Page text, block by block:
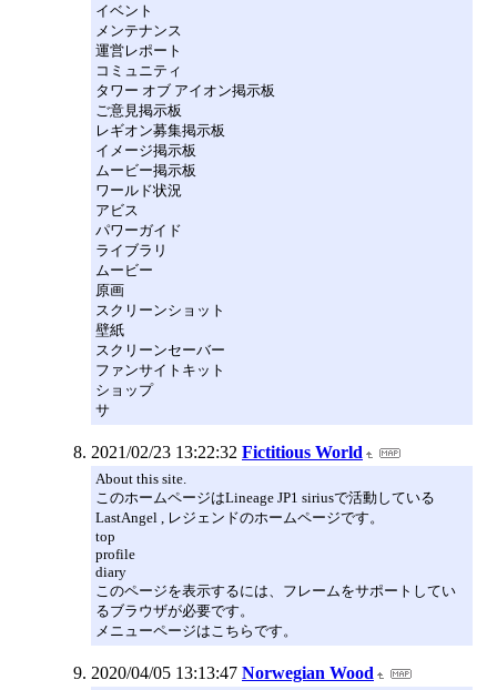
イベント
メンテナンス
運営レポート
コミュニティ
タワー オブ アイオン掲示板
ご意見掲示板
レギオン募集掲示板
イメージ掲示板
ムービー掲示板
ワールド状況
アビス
パワーガイド
ライブラリ
ムービー
原画
スクリーンショット
壁紙
スクリーンセーバー
ファンサイトキット
ショップ
サ
2021/02/23 13:22:32 Fictitious World
About this site.
このホームページはLineage JP1 siriusで活動している
LastAngel , レジェンドのホームページです。
top
profile
diary
このページを表示するには、フレームをサポートしてい
るブラウザが必要です。
メニューページはこちらです。
2020/04/05 13:13:47 Norwegian Wood